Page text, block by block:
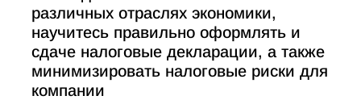
различных отраслях экономики,
научитесь правильно оформлять и
сдаче налоговые декларации, а также
минимизировать налоговые риски для
компании